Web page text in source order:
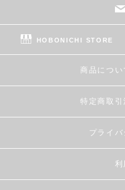
HOBONICHI STORE
商品につ
特定商取
プライ